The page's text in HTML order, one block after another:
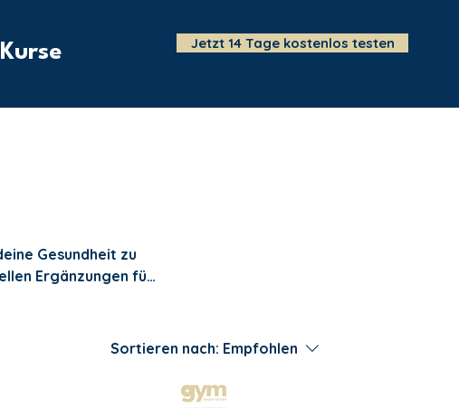
Kurse Wir Shop Blog
Jetzt 14 Tage kostenlos testen
Gesundheit zu
Ergänzungen für
Sortieren nach: Empfohlen